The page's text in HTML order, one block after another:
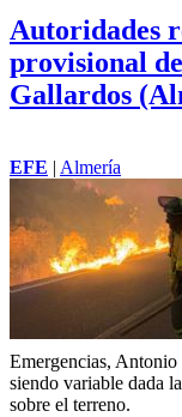
Autoridades
provisional
Gallardos
EFE | Almería
Emergencias,
siendo variable dada
sobre el terreno.